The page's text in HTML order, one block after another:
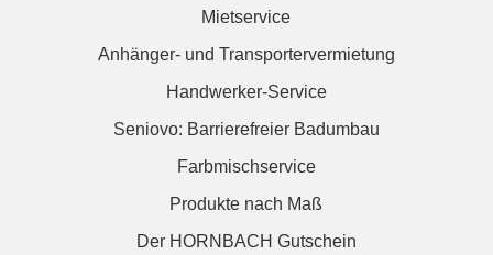
Mietservice
Anhänger- und Transportervermietung
Handwerker-Service
Seniovo: Barrierefreier Badumbau
Farbmischservice
Produkte nach Maß
Der HORNBACH Gutschein